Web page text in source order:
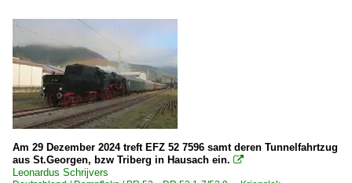
Am 29 Dezember 2024 treft EFZ 52 7596 samt deren Tunnelfahrtzug
aus St.Georgen, bzw Triberg in Hausach ein. 
Leonardus Schrijvers